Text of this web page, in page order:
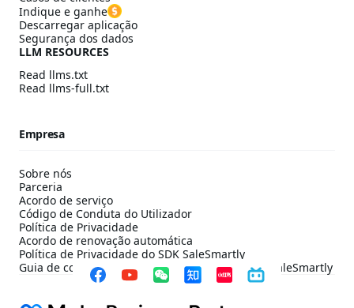
Indique e ganhe
Descarregar aplicação
Segurança dos dados
LLM RESOURCES
Read llms.txt
Read llms-full.txt
Empresa
Sobre nós
Parceria
Acordo de serviço
Código de Conduta do Utilizador
Política de Privacidade
Acordo de renovação automática
Política de Privacidade do SDK SaleSmartly
Guia de configuração de conformidade do SDK SaleSmartly